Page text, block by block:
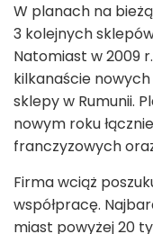
W planach na
3 kolejnych
Natomiast w 2009
kilkanaście
sklepy w Rumunii.
nowym roku
franczyzowych
Firma wciąż
współpracę.
miast powyżej 20